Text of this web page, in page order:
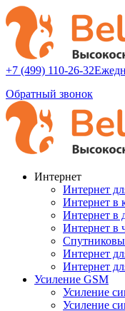
+7 (499) 110-26-32
Обратный звонок
Интернет
Интернет
Интернет в
Интернет в
Интернет в
Интернет
Интернет
Усиление GSM
Усиление
Усиление